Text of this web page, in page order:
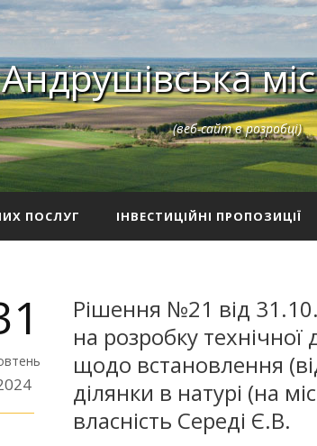
Андрушівська
(веб-сайт в розробці)
ПОСЛУГ ІНВЕСТИЦІЙНІ ПРОПОЗИЦІЇ
Рішення №21 від
на розробку технічної
щодо встановлення
ділянки в натурі (на
власність Середі Є.В.